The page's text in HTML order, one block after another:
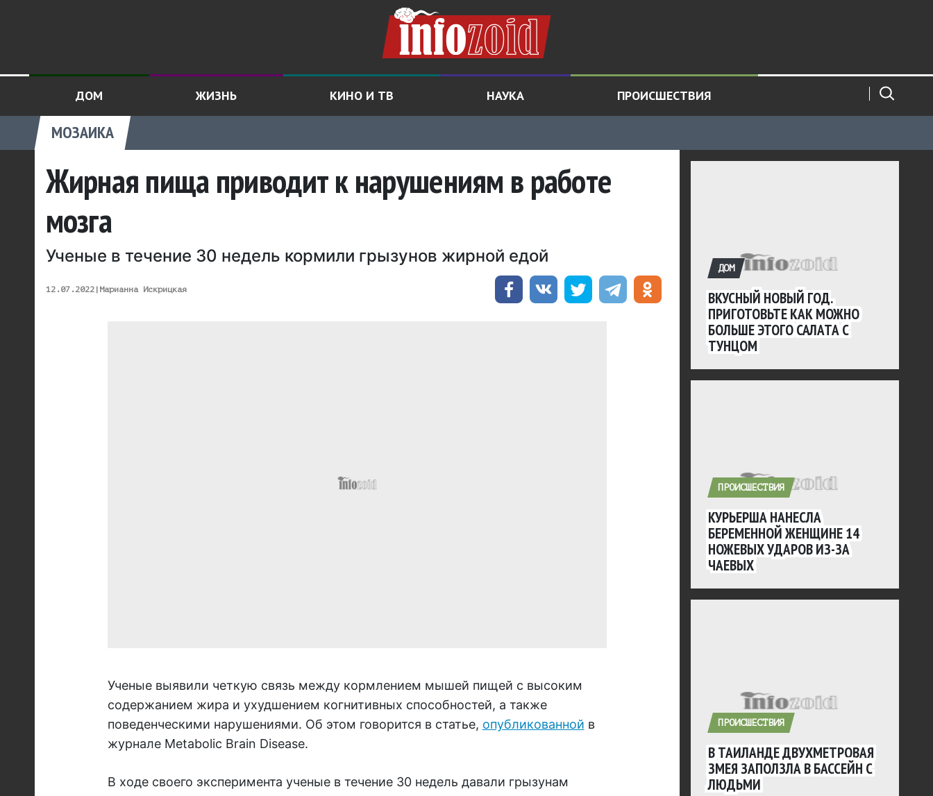
ДОМ ЖИЗНЬ КИНО И ТВ НАУКА ПРОИСШЕСТВИЯ
МОЗАИКА
Жирная пища приводит к нарушениям в работе
мозга
Ученые в течение 30 недель кормили грызунов жирной едой
12.07.2022| Марианна Искрицкая
Ученые выявили четкую связь между кормлением мышей пищей с высоким
содержанием жира и ухудшением когнитивных способностей, а также
поведенческими нарушениями. Об этом говорится в статье, опубликованной в
журнале Metabolic Brain Disease.
В ходе своего эксперимента ученые в течение 30 недель давали грызунам
ДОМ
ВКУСНЫЙ НОВЫЙ ГОД.
ПРИГОТОВЬТЕ КАК МОЖНО
БОЛЬШЕ ЭТОГО САЛАТА С
ТУНЦОМ
ПРОИСШЕСТВИЯ
КУРЬЕРША НАНЕСЛА
БЕРЕМЕННОЙ ЖЕНЩИНЕ 14
НОЖЕВЫХ УДАРОВ ИЗ-ЗА
ЧАЕВЫХ
ПРОИСШЕСТВИЯ
В ТАИЛАНДЕ ДВУХМЕТРОВАЯ
ЗМЕЯ ЗАПОЛЗЛА В БАССЕЙН С
ЛЮДЬМИ